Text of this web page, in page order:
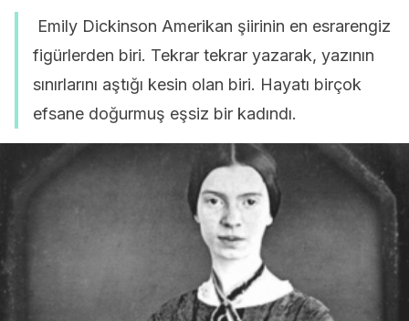
Emily Dickinson Amerikan şiirinin en esrarengiz
figürlerden biri. Tekrar tekrar yazarak, yazının
sınırlarını aştığı kesin olan biri. Hayatı birçok
efsane doğurmuş eşsiz bir kadındı.